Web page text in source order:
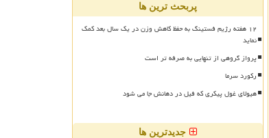
پربحث ترین ها
۱۲ هفته رژیم فستینگ به حفظ کاهش وزن در یک سال بعد کمک
نماید
پرواز گروهی از تنهایی به صرفه تر است
رکورد سرما
هیولای غول پیکری که فیل در دهانش جا می شود
جدیدترین ها